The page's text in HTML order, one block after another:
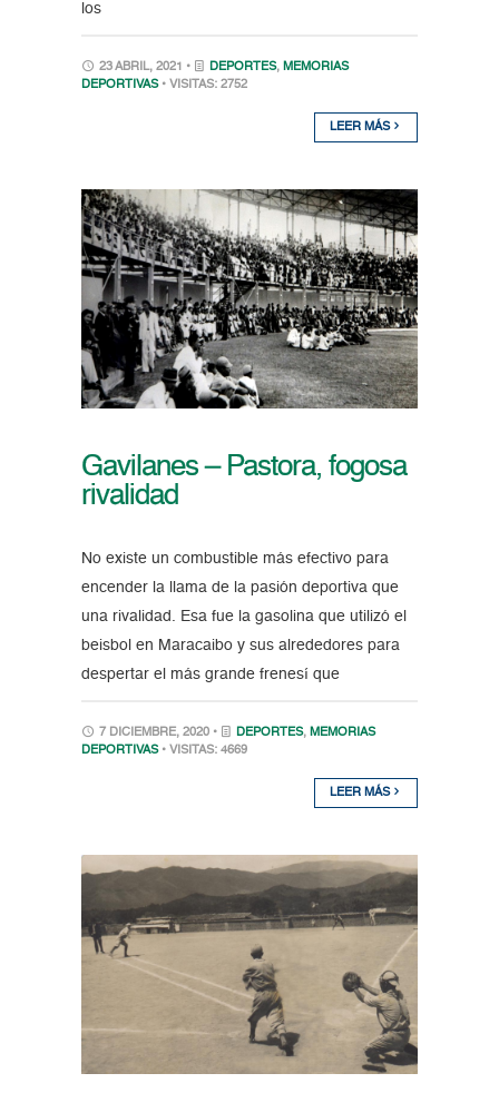
los
23 ABRIL, 2021 • DEPORTES, MEMORIAS
DEPORTIVAS • VISITAS: 2752
LEER MÁS
Gavilanes – Pastora, fogosa
rivalidad
No existe un combustible más efectivo para
encender la llama de la pasión deportiva que
una rivalidad. Esa fue la gasolina que utilizó el
beisbol en Maracaibo y sus alrededores para
despertar el más grande frenesí que
7 DICIEMBRE, 2020 • DEPORTES, MEMORIAS
DEPORTIVAS • VISITAS: 4669
LEER MÁS